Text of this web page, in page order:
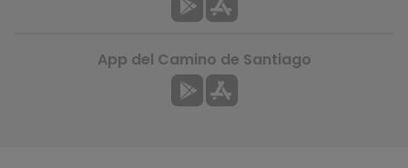
App del Camino de Santiago